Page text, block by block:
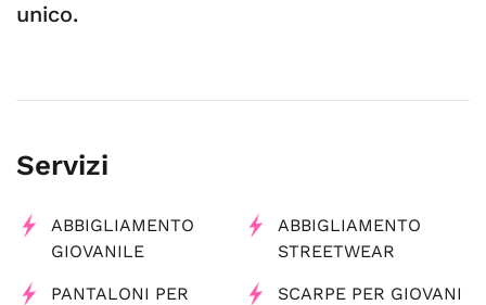
unico.
Servizi
ABBIGLIAMENTO
GIOVANILE
ABBIGLIAMENTO
STREETWEAR
PANTALONI PER
SCARPE PER GIOVANI